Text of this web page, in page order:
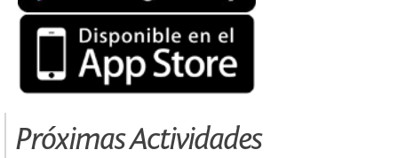
Próximas Actividades